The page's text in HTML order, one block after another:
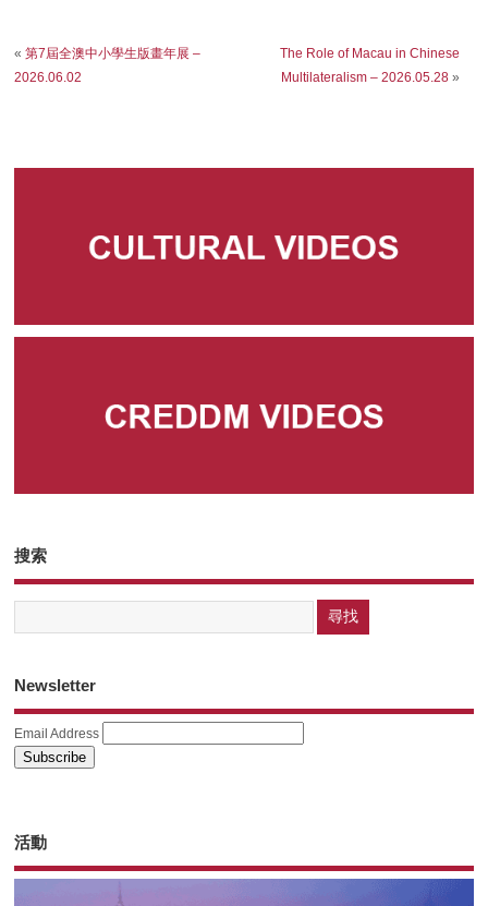
«第7屆全澳中小學生版畫年展 –
2026.06.02
The Role of Macau in Chinese
Multilateralism – 2026.05.28»
搜索
Newsletter
Email Address
活動